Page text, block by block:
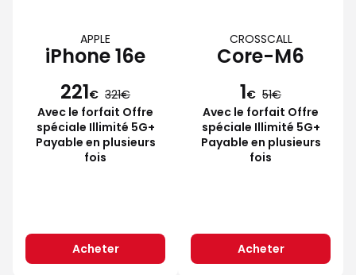
APPLE
iPhone 16e
221€ 321
Avec le forfait Offre
spéciale Illimité 5G+
Payable en plusieurs
fois
Acheter
CROSSCALL
Core-M6
1€ 51
Avec le forfait Offre
spéciale Illimité 5G+
Payable en plusieurs
fois
Acheter